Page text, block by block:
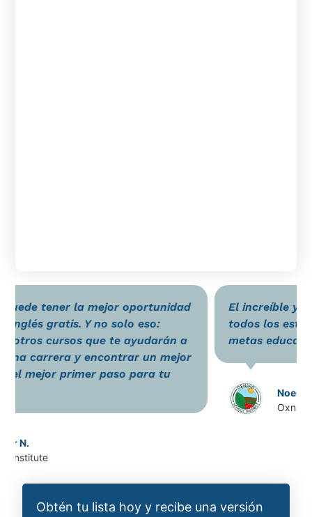
oportunidad
solo eso:
te ayudarán a
un mejor
para tu
El increíble y dedicado personal
todos los estudiantes pueden
metas educativas, profesionales
Oxnard Adult School
Obtén tu lista hoy y recibe una versión